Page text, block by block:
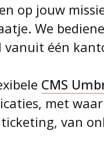
op jouw
We
vanuit één
CMS
met
van